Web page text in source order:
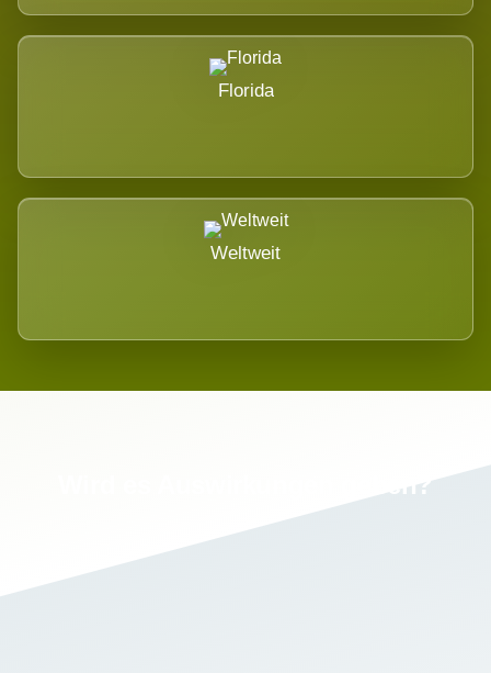
Florida
Weltweit
Wird es Auswirkungen geben?